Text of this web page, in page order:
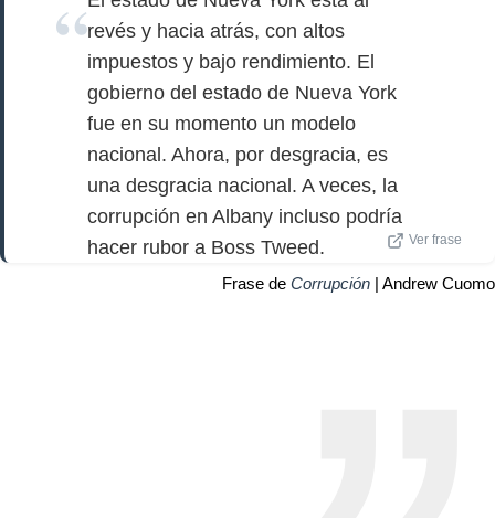
revés y hacia atrás, con altos
impuestos y bajo rendimiento. El
gobierno del estado de Nueva York
fue en su momento un modelo
nacional. Ahora, por desgracia, es
una desgracia nacional. A veces, la
corrupción en Albany incluso podría
hacer rubor a Boss Tweed.
Ver frase
Frase de Corrupción | Andrew Cuomo